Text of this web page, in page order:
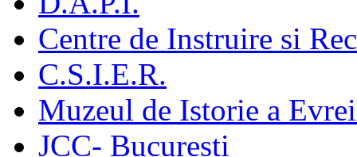
Centre de Instruire si
C.S.I.E.R.
Muzeul de Istorie a
JCC- Bucuresti